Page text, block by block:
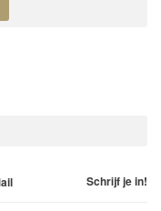
Schrijf je in!